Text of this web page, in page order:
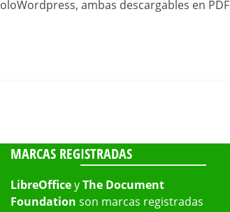
ambas descargables en PDF
MARCAS REGISTRADAS
LibreOfficeyThe Document
Foundation son marcas registradas